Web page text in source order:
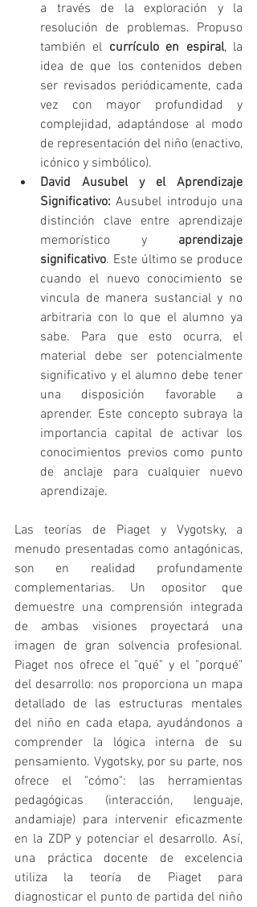
a través de la exploración y la
resolución de problemas. Propuso
también el currículo en espiral, la
idea de que los contenidos deben
ser revisados periódicamente, cada
vez con mayor profundidad y
complejidad, adaptándose al modo
de representación del niño (enactivo,
icónico y simbólico).
David Ausubel y el Aprendizaje
Significativo: Ausubel introdujo una
distinción clave entre aprendizaje
memorístico y aprendizaje
significativo. Este último se produce
cuando el nuevo conocimiento se
vincula de manera sustancial y no
arbitraria con lo que el alumno ya
sabe. Para que esto ocurra, el
material debe ser potencialmente
significativo y el alumno debe tener
una disposición favorable a
aprender. Este concepto subraya la
importancia capital de activar los
conocimientos previos como punto
de anclaje para cualquier nuevo
aprendizaje.
Las teorías de Piaget y Vygotsky, a
menudo presentadas como antagónicas,
son en realidad profundamente
complementarias. Un opositor que
demuestre una comprensión integrada
de ambas visiones proyectará una
imagen de gran solvencia profesional.
Piaget nos ofrece el "qué" y el "porqué"
del desarrollo: nos proporciona un mapa
detallado de las estructuras mentales
del niño en cada etapa, ayudándonos a
comprender la lógica interna de su
pensamiento. Vygotsky, por su parte, nos
ofrece el "cómo": las herramientas
pedagógicas (interacción, lenguaje,
andamiaje) para intervenir eficazmente
en la ZDP y potenciar el desarrollo. Así,
una práctica docente de excelencia
utiliza la teoría de Piaget para
diagnosticar el punto de partida del niño